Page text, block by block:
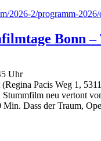
2026-2/programm-2026/
Bonn
Uhr
Pacis Weg 1,
neu vertont
Dass der Traum,